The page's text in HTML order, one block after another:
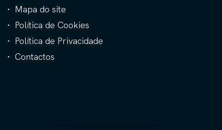
Mapa do site
Política de Cookies
Política de Privacidade
Contactos